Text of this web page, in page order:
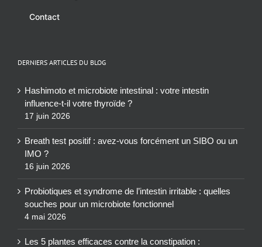
Contact
DERNIERS ARTICLES DU BLOG
Hashimoto et microbiote intestinal : votre intestin
influence-t-il votre thyroïde ?
17 juin 2026
Breath test positif : avez-vous forcément un SIBO ou un
IMO ?
16 juin 2026
Probiotiques et syndrome de l’intestin irritable : quelles
souches pour un microbiote fonctionnel
4 mai 2026
Les 5 plantes efficaces contre la constipation :